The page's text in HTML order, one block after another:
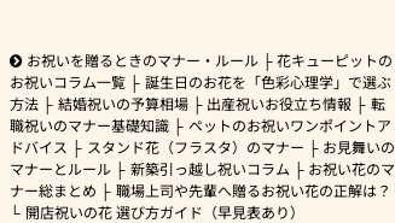
お祝いを贈るときのマナー・ルール
花キューピットの
お祝いコラム一覧
誕生日のお花を「色彩心理学」で選ぶ
方法
結婚祝いの予算相場 出産祝いお役立ち情報
転
職祝いのマナー基礎知識
ペットのお祝いワンポイントア
ドバイス
スタンド花（フラスタ）のマナー
お見舞いの
マナーとルール
新築引っ越し祝いコラム
お祝い花のマ
ナー総まとめ
職場上司や先輩へ贈るお祝い花の正解は？
開店祝いの花 選び方ガイド（早見表あり）